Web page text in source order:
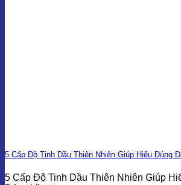
5 Cấp Độ Tinh Dầu Thiên Nhiên Giúp Hiểu Đúng
5 Cấp Độ Tinh Dầu Thiên Nhiên Giúp